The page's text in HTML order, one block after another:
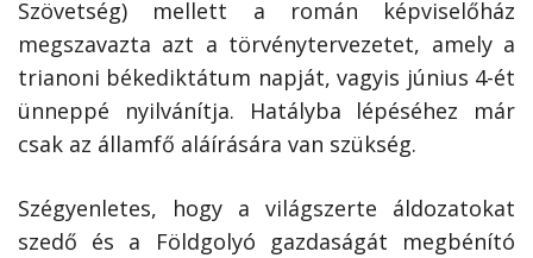
Szövetség) mellett a román képviselőház
megszavazta azt a törvénytervezetet, amely a
trianoni békediktátum napját, vagyis június 4-ét
ünneppé nyilvánítja. Hatályba lépéséhez már
csak az államfő aláírására van szükség.
Szégyenletes, hogy a világszerte áldozatokat
szedő és a Földgolyó gazdaságát megbénító